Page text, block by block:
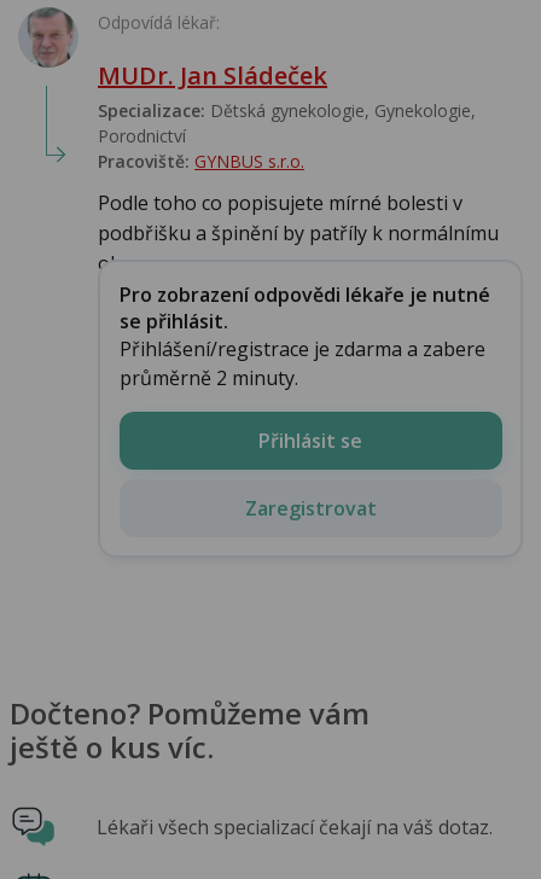
Odpovídá lékař:
MUDr. Jan Sládeček
Specializace: Dětská gynekologie, Gynekologie,
Porodnictví
Pracoviště: GYNBUS s.r.o.
Podle toho co popisujete mírné bolesti v
podbřišku a špinění by patříly k normálnímu
obra...
Pro zobrazení odpovědi lékaře je nutné
se přihlásit.
Přihlášení/registrace je zdarma a zabere
průměrně 2 minuty.
Přihlásit se
Zaregistrovat
Dočteno? Pomůžeme vám
ještě o kus víc.
Lékaři všech specializací čekají na váš dotaz.